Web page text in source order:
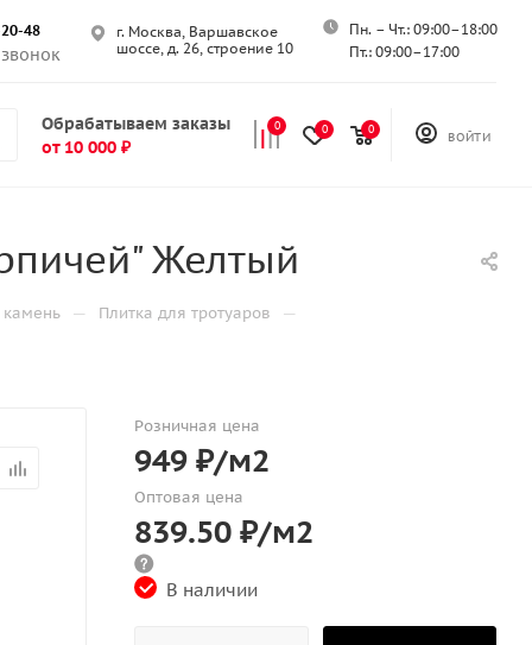
48
звонок
г. Москва, Варшавское
шоссе, д. 26, строение 10
Пн. – Чт.: 09:00–18:00
Пт.: 09:00–17:00
Обрабатываем заказы
от 10 000 ₽
0 0 0
ВОЙТИ
Желтый
— Плитка для тротуаров —
Розничная цена
949 ₽/м2
Оптовая цена
839.50 ₽/м2
В наличии